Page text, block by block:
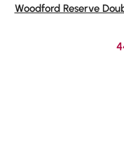
Woodford Reserve